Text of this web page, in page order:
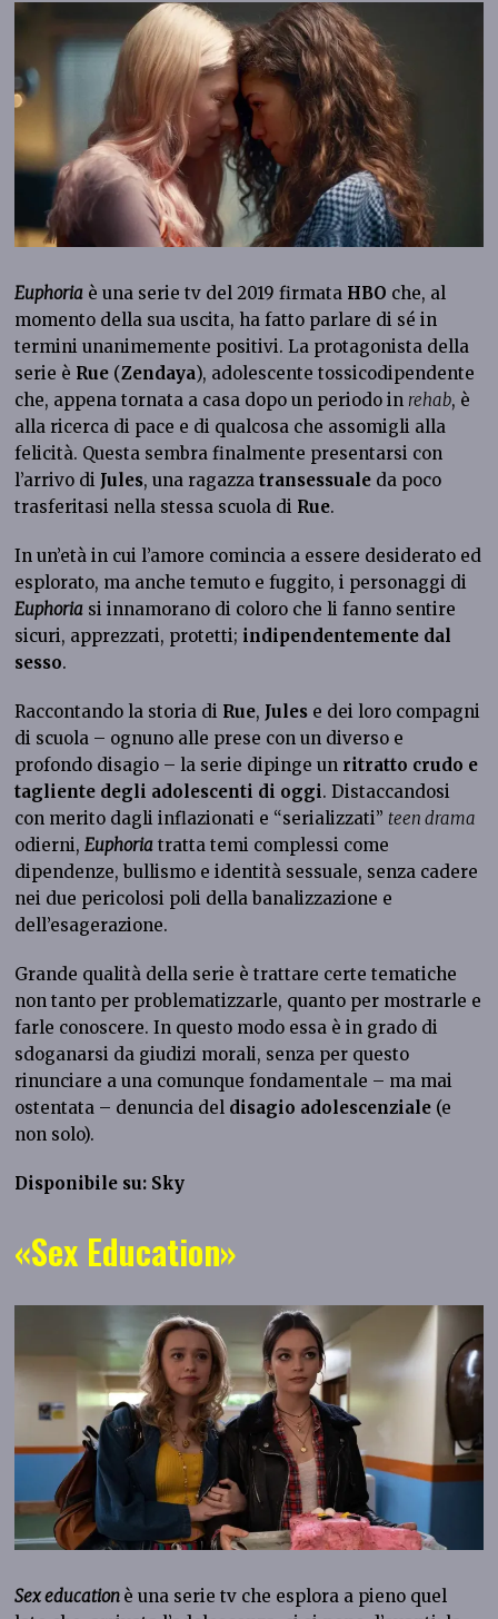
Euphoria è una serie tv del 2019 firmata HBO che, al
momento della sua uscita, ha fatto parlare di sé in
termini unanimemente positivi. La protagonista della
serie è Rue (Zendaya), adolescente tossicodipendente
che, appena tornata a casa dopo un periodo in rehab, è
alla ricerca di pace e di qualcosa che assomigli alla
felicità. Questa sembra finalmente presentarsi con
l’arrivo di Jules, una ragazzatransessuale da poco
trasferitasi nella stessa scuola di Rue.
In un’età in cui l’amore comincia a essere desiderato ed
esplorato, ma anche temuto e fuggito, i personaggi di
Euphoria si innamorano di coloro che li fanno sentire
sicuri, apprezzati, protetti; indipendentemente dal
sesso.
Raccontando la storia di Rue, Jules e dei loro compagni
di scuola – ognuno alle prese con un diverso e
profondo disagio – la serie dipinge un ritratto crudo e
tagliente degli adolescenti di oggi. Distaccandosi
con merito dagli inflazionati e “serializzati” teen drama
odierni,Euphoria tratta temi complessi come
dipendenze, bullismo e identità sessuale, senza cadere
nei due pericolosi poli della banalizzazione e
dell’esagerazione.
Grande qualità della serie è trattare certe tematiche
non tanto per problematizzarle, quanto per mostrarle e
farle conoscere. In questo modo essa è in grado di
sdoganarsi da giudizi morali, senza per questo
rinunciare a una comunque fondamentale – ma mai
ostentata – denuncia del disagio adolescenziale (e
non solo).
Disponibile su: Sky
«Sex Education»
Sex education è una serie tv che esplora a pieno quel